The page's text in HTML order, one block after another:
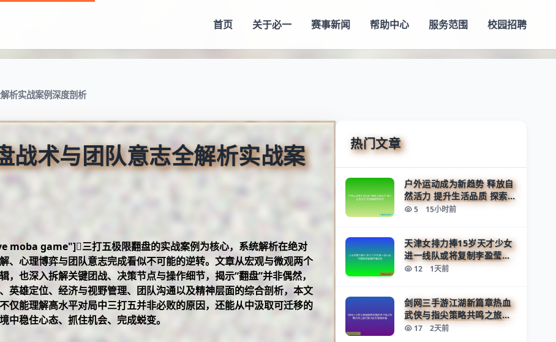
首页 关于必一 赛事新闻 帮助中心 服务范围 校园招聘
析实战案例深度剖析
战术与团队意志全解析实战案
game"]三打五极限翻盘的实战案例为核心，系统解析在绝对
、心理博弈与团队意志完成看似不可能的逆转。文章从宏观与微观两个
也深入拆解关键团战、决策节点与操作细节，揭示“翻盘”并非偶然，
英雄定位、经济与视野管理、团队沟通以及精神层面的综合剖析，本文
仅能理解高水平对局中三打五并非必败的原因，还能从中汲取可迁移的
中稳住心态、抓住机会、完成蜕变。
热门文章
户外运动成为新趋势 释放自
然活力 提升生活品质 探索健
康新风尚
5 15小时前
天津女排力捧15岁天才少女
进一线队或将复制李盈莹辉
煌成就
12 1天前
剑网三手游江湖新篇章热血
武侠与指尖策略共鸣之旅沉
浸式成长冒险体验
17 2天前